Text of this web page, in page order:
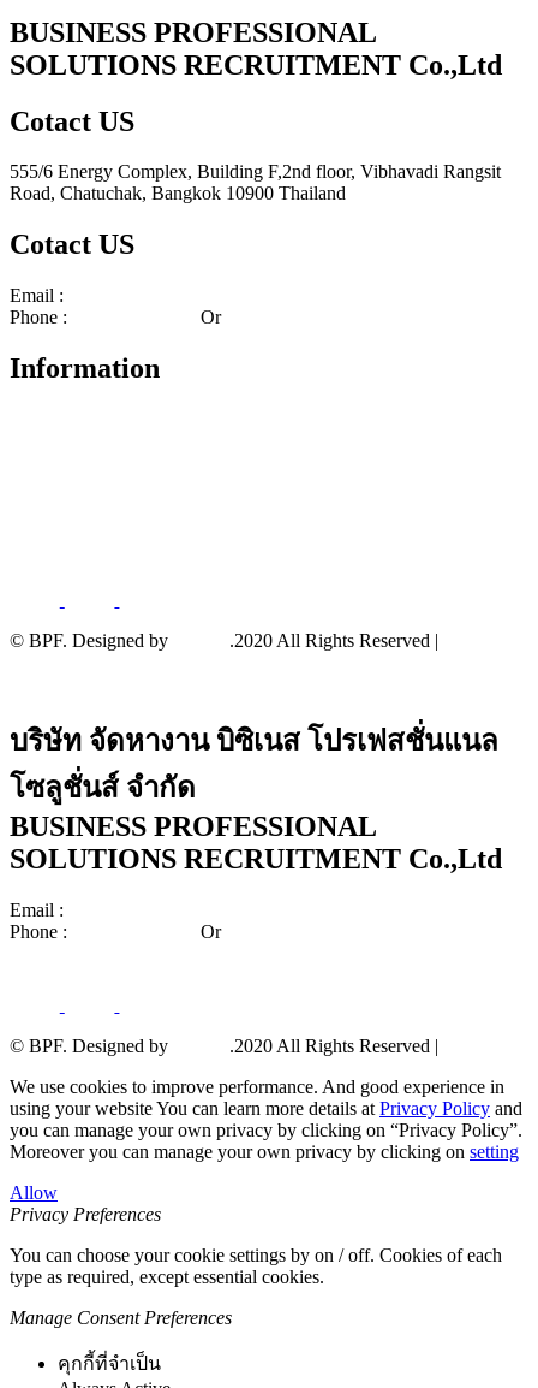
BUSINESS PROFESSIONAL
SOLUTIONS RECRUITMENT Co.,Ltd
Cotact US
555/6 Energy Complex, Building F,2nd floor, Vibhavadi Rangsit
Road, Chatuchak, Bangkok 10900 Thailand
Cotact US
Email :
Phone :
Or
Information
© BPF. Designed by .2020 All Rights Reserved |
บริษัท จัดหางาน บิซิเนส โปรเฟสชั่นแนล
โซลูชั่นส์ จำกัด
BUSINESS PROFESSIONAL
SOLUTIONS RECRUITMENT Co.,Ltd ​
Email :
Phone :
Or
© BPF. Designed by .2020 All Rights Reserved |
We use cookies to improve performance. And good experience in
using your website You can learn more details at Privacy Policy and
you can manage your own privacy by clicking on “Privacy Policy”.
Moreover you can manage your own privacy by clicking on setting
Allow
Privacy Preferences
You can choose your cookie settings by on / off. Cookies of each
type as required, except essential cookies.
Manage Consent Preferences
คุกกี้ที่จำเป็น